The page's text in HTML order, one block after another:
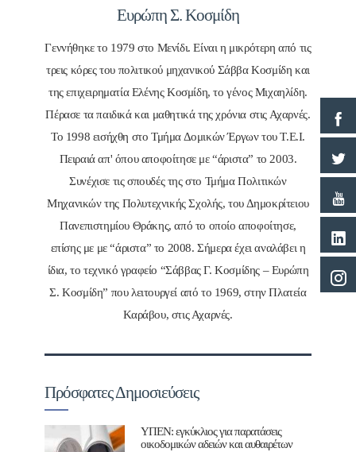
Ευρώπη Σ. Κοσμίδη
Γεννήθηκε το 1979 στο Μενίδι. Είναι η μικρότερη από τις
τρεις κόρες του πολιτικού μηχανικού Σάββα Κοσμίδη και
της επιχειρηματία Ελένης Κοσμίδη, το γένος Μιχαηλίδη.
Πέρασε τα παιδικά και μαθητικά της χρόνια στις Αχαρνές.
Το 1998 εισήχθη στο Τμήμα Δομικών Έργων του Τ.Ε.Ι.
Πειραιά απ' όπου αποφοίτησε με “άριστα” το 2003.
Συνέχισε τις σπουδές της στο Τμήμα Πολιτικών
Μηχανικών της Πολυτεχνικής Σχολής, του Δημοκρίτειου
Πανεπιστημίου Θράκης, από το οποίο αποφοίτησε,
επίσης με με “άριστα” το 2008. Σήμερα έχει αναλάβει η
ίδια, το τεχνικό γραφείο “Σάββας Γ. Κοσμίδης – Ευρώπη
Σ. Κοσμίδη” που λειτουργεί από το 1969, στην Πλατεία
Καράβου, στις Αχαρνές.
Πρόσφατες Δημοσιεύσεις
ΥΠΕΝ: εγκύκλιος για παρατάσεις
οικοδομικών αδειών και αυθαιρέτων